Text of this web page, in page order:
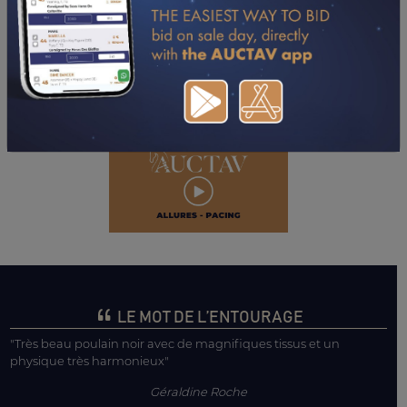
LE MOT DE L’ENTOURAGE
"Très beau poulain noir avec de magnifiques tissus et un
physique très harmonieux"
Géraldine Roche